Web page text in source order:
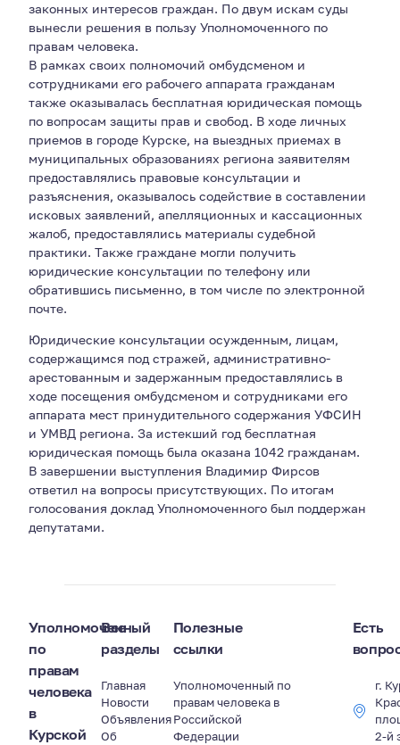
законных интересов граждан. По двум искам суды
вынесли решения в пользу Уполномоченного по
правам человека.
В рамках своих полномочий омбудсменом и
сотрудниками его рабочего аппарата гражданам
также оказывалась бесплатная юридическая помощь
по вопросам защиты прав и свобод. В ходе личных
приемов в городе Курске, на выездных приемах в
муниципальных образованиях региона заявителям
предоставлялись правовые консультации и
разъяснения, оказывалось содействие в составлении
исковых заявлений, апелляционных и кассационных
жалоб, предоставлялись материалы судебной
практики. Также граждане могли получить
юридические консультации по телефону или
обратившись письменно, в том числе по электронной
почте.
Юридические консультации осужденным, лицам,
содержащимся под стражей, административно-
арестованным и задержанным предоставлялись в
ходе посещения омбудсменом и сотрудниками его
аппарата мест принудительного содержания УФСИН
и УМВД региона. За истекший год бесплатная
юридическая помощь была оказана 1042 гражданам.
В завершении выступления Владимир Фирсов
ответил на вопросы присутствующих. По итогам
голосования доклад Уполномоченного был поддержан
депутатами.
Уполномоченный
по
правам
человека
в
Курской
Все
разделы
Главная
Новости
Объявления
Об
Полезные
ссылки
Уполномоченный по
правам человека в
Российской
Федерации
Есть
г.
2-й